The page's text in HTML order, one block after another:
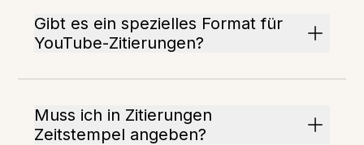
Gibt es ein spezielles Format für
YouTube-Zitierungen?
Muss ich in Zitierungen
Zeitstempel angeben?